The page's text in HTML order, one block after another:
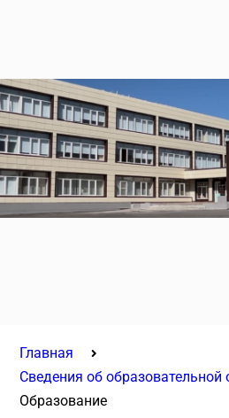
Главная
Сведения об образовательной
Образование